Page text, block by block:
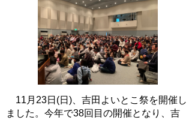
11月23日(日)、吉田よいとこ祭を開催し
ました。今年で38回目の開催となり、吉